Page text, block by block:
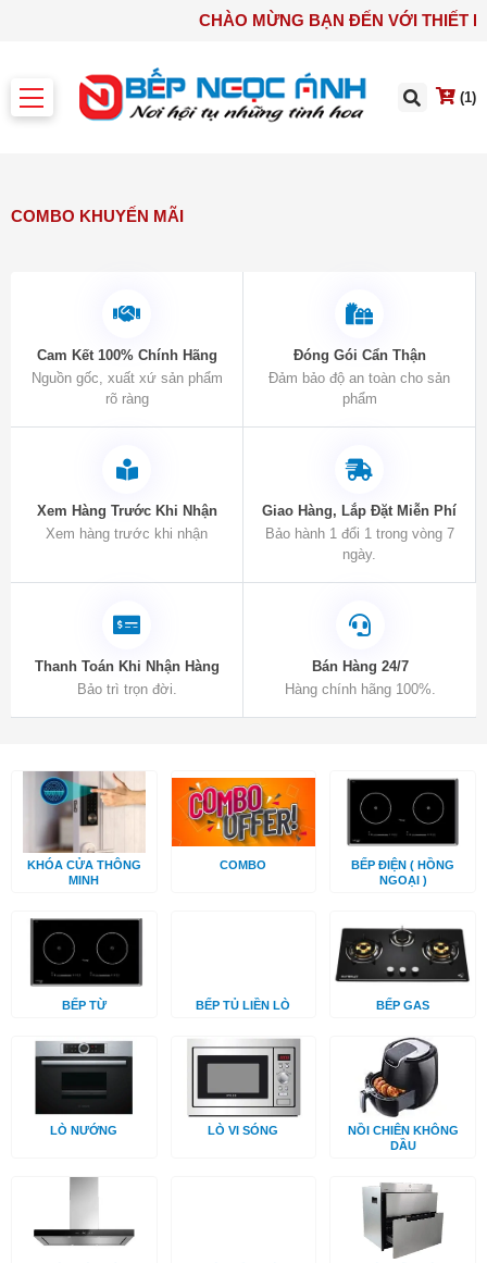
CHÀO MỪNG BẠN ĐẾN
(1)
COMBO KHUYẾN MÃI
Cam Kết 100% Chính Hãng
Nguồn gốc, xuất xứ sản phẩm
rõ ràng
Đóng Gói Cẩn Thận
Đảm bảo độ an toàn cho sản
phẩm
Xem Hàng Trước Khi Nhận
Xem hàng trước khi nhận
Giao Hàng, Lắp Đặt Miễn Phí
Bảo hành 1 đổi 1 trong vòng 7
ngày.
Thanh Toán Khi Nhận Hàng
Bảo trì trọn đời.
Bán Hàng 24/7
Hàng chính hãng 100%.
KHÓA CỬA THÔNG
MINH
COMBO
BẾP ĐIỆN ( HỒNG
NGOẠI )
BẾP TỪ BẾP TỦ LIỀN LÒ BẾP GAS
LÒ NƯỚNG LÒ VI SÓNG
NỒI CHIÊN KHÔNG
DẦU